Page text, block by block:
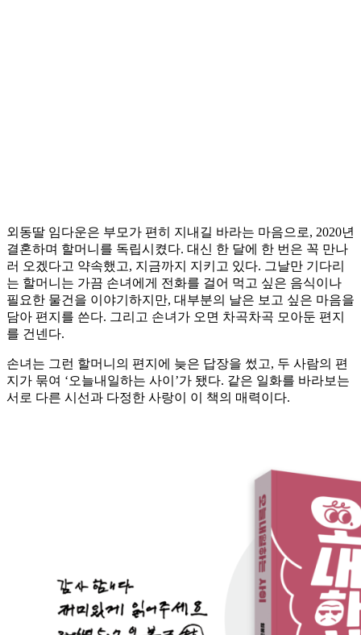
외동딸 임다운은 부모가 편히 지내길 바라는 마음으로, 2020년
결혼하며 할머니를 독립시켰다. 대신 한 달에 한 번은 꼭 만나
러 오겠다고 약속했고, 지금까지 지키고 있다. 그날만 기다리
는 할머니는 가끔 손녀에게 전화를 걸어 먹고 싶은 음식이나
필요한 물건을 이야기하지만, 대부분의 날은 보고 싶은 마음을
담아 편지를 쓴다. 그리고 손녀가 오면 차곡차곡 모아둔 편지
를 건넨다.
손녀는 그런 할머니의 편지에 늦은 답장을 썼고, 두 사람의 편
지가 묶여 ‘오늘내일하는 사이’가 됐다. 같은 일화를 바라보는
서로 다른 시선과 다정한 사랑이 이 책의 매력이다.